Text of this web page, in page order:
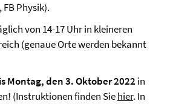
Physik).
von 14-17 Uhr in kleineren
(genaue Orte werden bekannt
Montag, den 3. Oktober 2022 in
(Instruktionen finden Siehier. In